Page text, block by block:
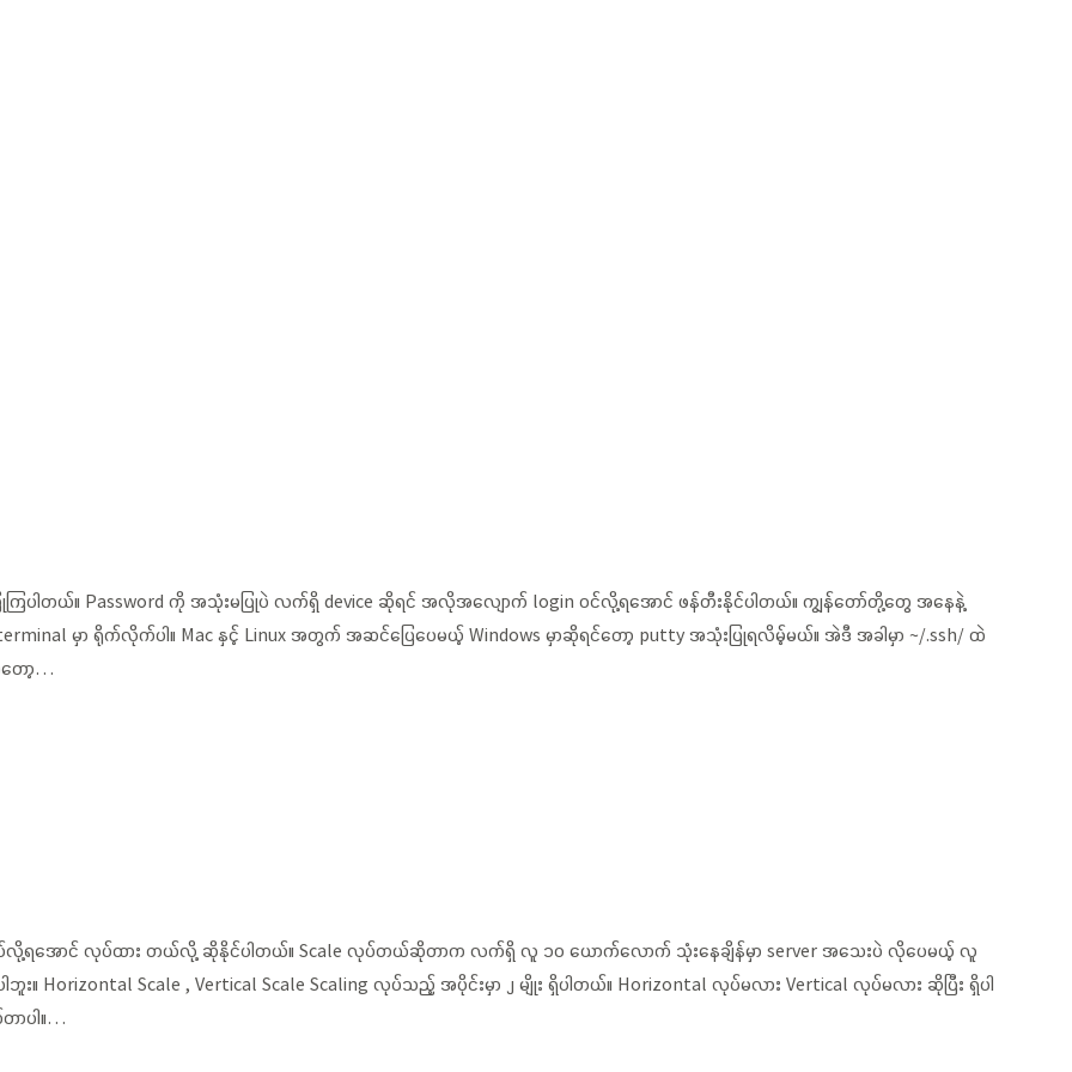
ကြပါတယ်။ Password ကို အသုံးမပြုပဲ လက်ရှိ device ဆိုရင် အလိုအလျောက် login ဝင်လို့ရအောင် ဖန်တီးနိုင်ပါတယ်။ ကျွန်တော်တို့တွေ အနေနဲ့
မှာ ရိုက်လိုက်ပါ။ Mac နှင့် Linux အတွက် အဆင်ပြေပေမယ့် Windows မှာဆိုရင်တော့ putty အသုံးပြုရလိမ့်မယ်။ အဲဒီ အခါမှာ ~/.ssh/ ထဲ
တော့…
ရအောင် လုပ်ထား တယ်လို့ ဆိုနိုင်ပါတယ်။ Scale လုပ်တယ်ဆိုတာက လက်ရှိ လူ ၁၀ ယောက်လောက် သုံးနေချိန်မှာ server အသေးပဲ လိုပေမယ့် လူ
Horizontal Scale , Vertical Scale Scaling လုပ်သည့် အပိုင်းမှာ ၂ မျိုး ရှိပါတယ်။ Horizontal လုပ်မလား Vertical လုပ်မလား ဆိုပြီး ရှိပါ
ာပါ။…